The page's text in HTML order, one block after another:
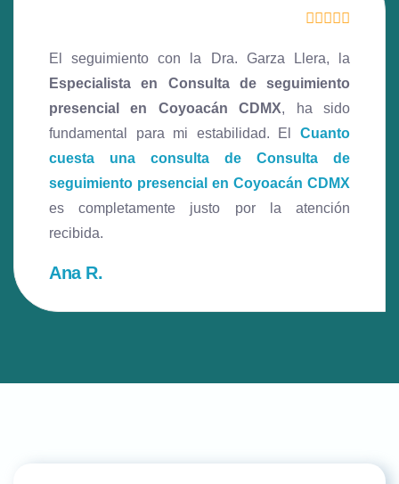
El seguimiento con la Dra. Garza Llera, la
Especialista en Consulta de seguimiento
presencial en Coyoacán CDMX, ha sido
fundamental para mi estabilidad. El Cuanto
cuesta una consulta de Consulta de
seguimiento presencial en Coyoacán CDMX
es completamente justo por la atención
recibida.
Ana R.